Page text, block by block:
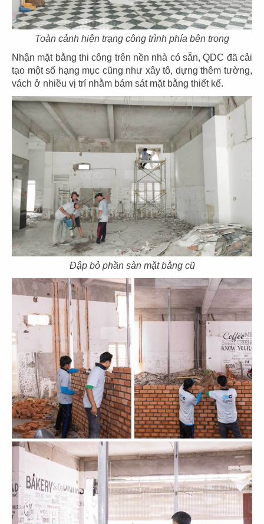
Toàn cảnh hiện trạng công trình phía bên trong
Nhận mặt bằng thi công trên nền nhà có sẵn, QDC đã cải
tạo một số hạng mục cũng như xây tô, dựng thêm tường,
vách ở nhiều vị trí nhằm bám sát mặt bằng thiết kế.
Đập bỏ phần sàn mặt bằng cũ
35
EL GAUCHO
CN Thiso Mall
36
EL GAUCHO
CN Hội An
37
EL GAUCHO
CN Hà Nội
38
EL GAUCHO
CN Trần Hưng Đạo
39
EL GAUCHO
CN Vũng Tàu
40
BOTEJYU
CN Vincom Quang Trung
41
BOTEJYU
CN Vincom Đồng Khởi, Quận 1
42
BOTEJYU
CN Crescent Mall - Q.7